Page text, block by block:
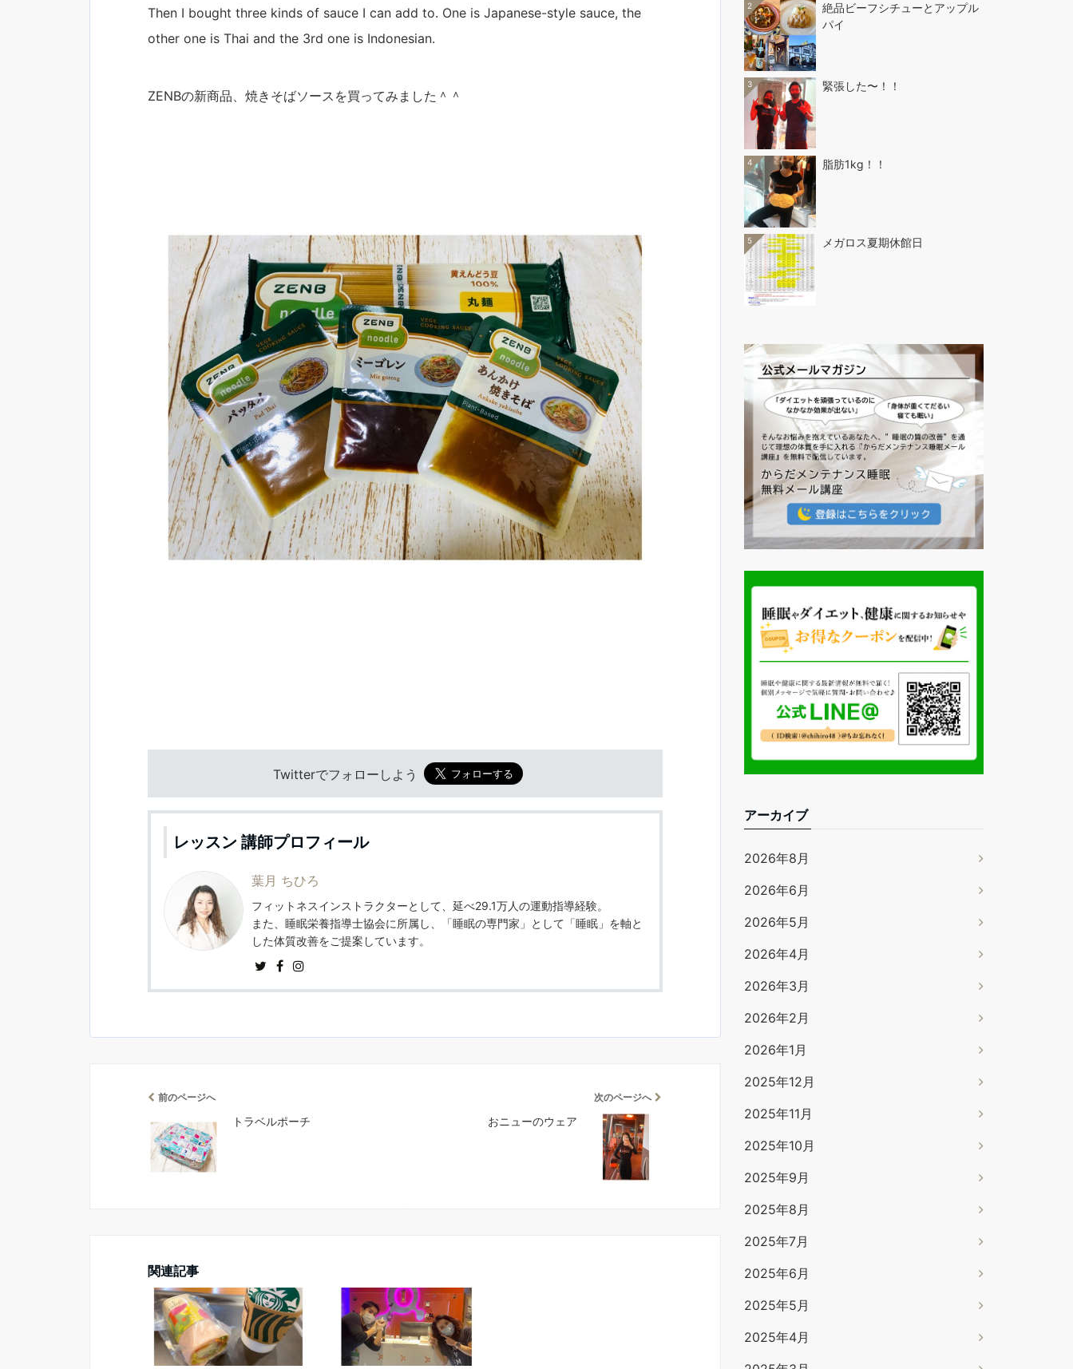
Then I bought three kinds of sauce I can add to. One is Japanese-style sauce, the
other one is Thai and the 3rd one is Indonesian.
ZENBの新商品、焼きそばソースを買ってみました＾＾
Twitterでフォローしよう
レッスン 講師プロフィール
葉月 ちひろ
フィットネスインストラクターとして、延べ29.1万人の運動指導経験。
また、睡眠栄養指導士協会に所属し、「睡眠の専門家」として「睡眠」を軸と
した体質改善をご提案しています。
前のページへ
トラベルポーチ
次のページへ
おニューのウェア
関連記事
2
絶品ビーフシチューとアップル
パイ
3 緊張した〜！！
4 脂肪1kg！！
5 メガロス夏期休館日
アーカイブ
2026年8月
2026年6月
2026年5月
2026年4月
2026年3月
2026年2月
2026年1月
2025年12月
2025年11月
2025年10月
2025年9月
2025年8月
2025年7月
2025年6月
2025年5月
2025年4月